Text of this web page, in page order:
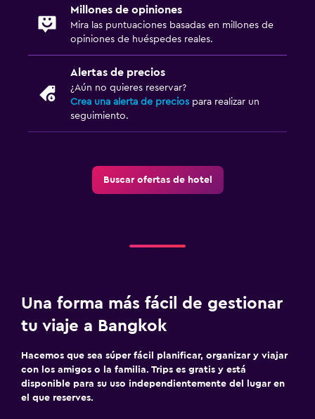
Aire libre
Jardín
Sillas de playa
Zona de trabajo
Millones de opiniones
Mira las puntuaciones basadas en millones de
opiniones de huéspedes reales.
Alertas de precios
¿Aún no quieres reservar?
Crea una alerta de precios para realizar un
seguimiento.
Buscar ofertas de hotel
Una forma más fácil de gestionar
tu viaje a Bangkok
Hacemos que sea súper fácil planificar, organizar y viajar
con los amigos o la familia. Trips es gratis y está
disponible para su uso independientemente del lugar en
el que reserves.